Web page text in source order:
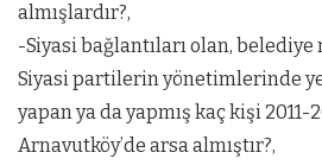
almışlardır?,
-Siyasi bağlantıları olan,
Siyasi partilerin yönetimlerinde
yapan ya da yapmış kaç kişi 2011-
Arnavutköy’de arsa almıştır?,